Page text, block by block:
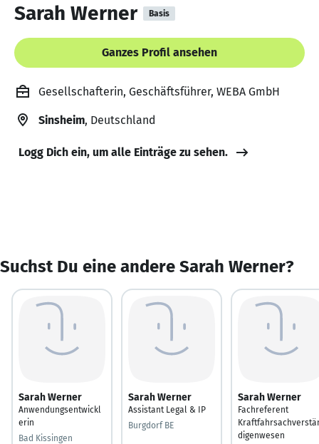
Sarah Werner Basis
Ganzes Profil ansehen
Gesellschafterin, Geschäftsführer, WEBA GmbH
Sinsheim, Deutschland
Logg Dich ein, um alle Einträge zu sehen.
Suchst Du eine andere Sarah Werner?
Sarah Werner
Anwendungsentwickl
erin
Bad Kissingen
Sarah Werner
Assistant Legal & IP
Burgdorf BE
Sarah Werner
Fachreferent
digenwesen